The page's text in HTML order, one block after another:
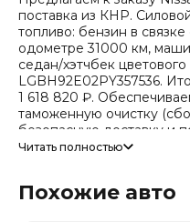
поставка из КНР. Силовой
топливо: бензин в
одометре 31000 км,
седан/хэтчбек
LGBH92E02PY357536.
1 618 820 ₽.
таможенную очистку
безопасную доставку и
дефектовку и точные
Читать полностью
Похожие авто